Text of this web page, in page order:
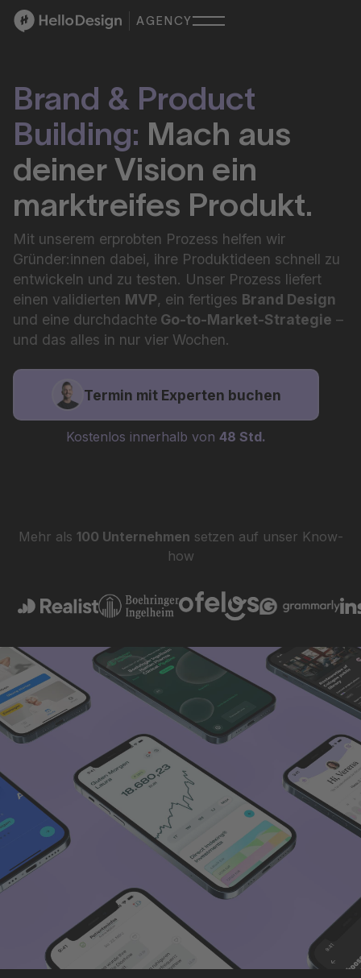
AGENCY
Brand & Product
Building: Mach aus
deiner Vision ein
marktreifes Produkt.
Mit unserem erprobten Prozess helfen wir
Gründer:innen dabei, ihre Produktideen schnell zu
entwickeln und zu testen. Unser Prozess liefert
einen validierten MVP, ein fertiges Brand Design
und eine durchdachte Go-to-Market-Strategie –
und das alles in nur vier Wochen.
Termin mit Experten buchen
Kostenlos innerhalb von 48 Std.
Mehr als 100 Unternehmen setzen auf unser Know-
how